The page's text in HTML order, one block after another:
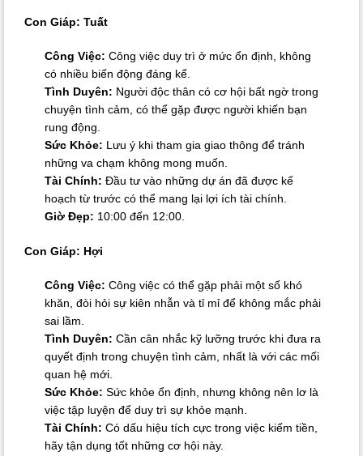
Con Giáp: Tuất
Công Việc: Công việc duy trì ở mức ổn định, không
có nhiều biến động đáng kể.
Tình Duyên: Người độc thân có cơ hội bất ngờ trong
chuyện tình cảm, có thể gặp được người khiến bạn
rung động.
Sức Khỏe: Lưu ý khi tham gia giao thông để tránh
những va chạm không mong muốn.
Tài Chính: Đầu tư vào những dự án đã được kế
hoạch từ trước có thể mang lại lợi ích tài chính.
Giờ Đẹp: 10:00 đến 12:00.
Con Giáp: Hợi
Công Việc: Công việc có thể gặp phải một số khó
khăn, đòi hỏi sự kiên nhẫn và tỉ mỉ để không mắc phải
sai lầm.
Tình Duyên: Cần cân nhắc kỹ lưỡng trước khi đưa ra
quyết định trong chuyện tình cảm, nhất là với các mối
quan hệ mới.
Sức Khỏe: Sức khỏe ổn định, nhưng không nên lơ là
việc tập luyện để duy trì sự khỏe mạnh.
Tài Chính: Có dấu hiệu tích cực trong việc kiếm tiền,
hãy tận dụng tốt những cơ hội này.